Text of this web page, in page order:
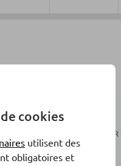
cookies
utilisent des
obligatoires et